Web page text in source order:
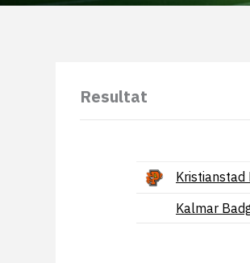
Resultat
Kristianstad
Kalmar